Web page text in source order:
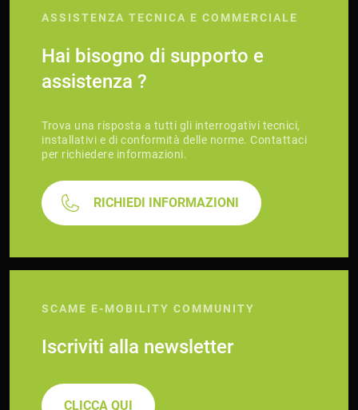
ASSISTENZA TECNICA E COMMERCIALE
Hai bisogno di supporto e
assistenza ?
Trova una risposta a tutti gli interrogativi tecnici,
installativi e di conformità delle norme. Contattaci
per richiedere informazioni.
RICHIEDI INFORMAZIONI
SCAME E-MOBILITY COMMUNITY
Iscriviti alla newsletter
CLICCA QUI